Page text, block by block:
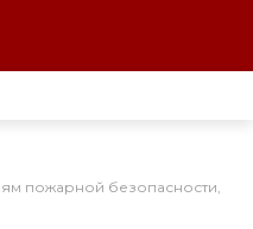
пожарной безопасности,